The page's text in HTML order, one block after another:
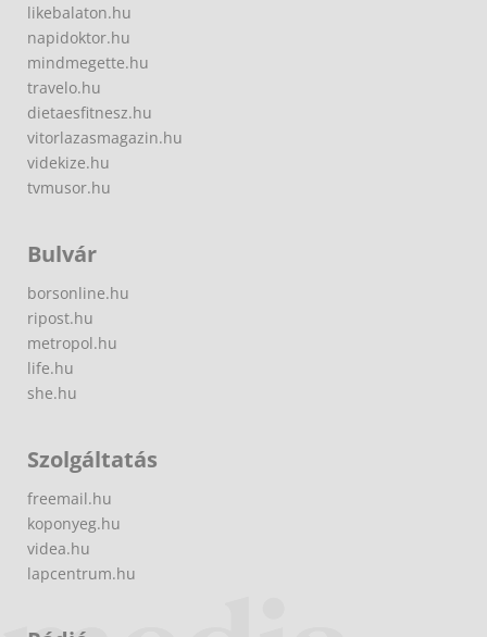
likebalaton.hu
napidoktor.hu
mindmegette.hu
travelo.hu
dietaesfitnesz.hu
vitorlazasmagazin.hu
videkize.hu
tvmusor.hu
Bulvár
borsonline.hu
ripost.hu
metropol.hu
life.hu
she.hu
Szolgáltatás
freemail.hu
koponyeg.hu
videa.hu
lapcentrum.hu